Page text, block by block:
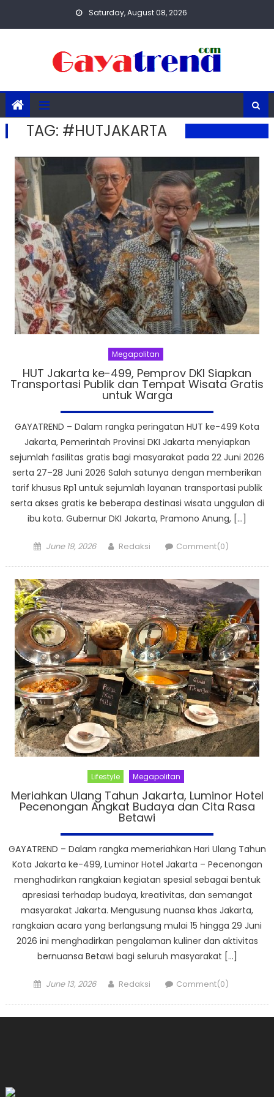
Saturday, August 08, 2026
TAG: #HUTJAKARTA
Megapolitan
HUT Jakarta ke-499, Pemprov DKI Siapkan
Transportasi Publik dan Tempat Wisata Gratis
untuk Warga
GAYATREND – Dalam rangka peringatan HUT ke-499 Kota
Jakarta, Pemerintah Provinsi DKI Jakarta menyiapkan
sejumlah fasilitas gratis bagi masyarakat pada 22 Juni 2026
serta 27–28 Juni 2026 Salah satunya dengan memberikan
tarif khusus Rp1 untuk sejumlah layanan transportasi publik
serta akses gratis ke beberapa destinasi wisata unggulan di
ibu kota. Gubernur DKI Jakarta, Pramono Anung, […]
Posted
June 19, 2026 Author
Redaksi Comment(0)
Lifestyle Megapolitan
Meriahkan Ulang Tahun Jakarta, Luminor Hotel
Pecenongan Angkat Budaya dan Cita Rasa
Betawi
GAYATREND – Dalam rangka memeriahkan Hari Ulang Tahun
Kota Jakarta ke-499, Luminor Hotel Jakarta – Pecenongan
menghadirkan rangkaian kegiatan spesial sebagai bentuk
apresiasi terhadap budaya, kreativitas, dan semangat
masyarakat Jakarta. Mengusung nuansa khas Jakarta,
rangkaian acara yang berlangsung mulai 15 hingga 29 Juni
2026 ini menghadirkan pengalaman kuliner dan aktivitas
bernuansa Betawi bagi seluruh masyarakat […]
Posted
June 13, 2026 Author
Redaksi Comment(0)